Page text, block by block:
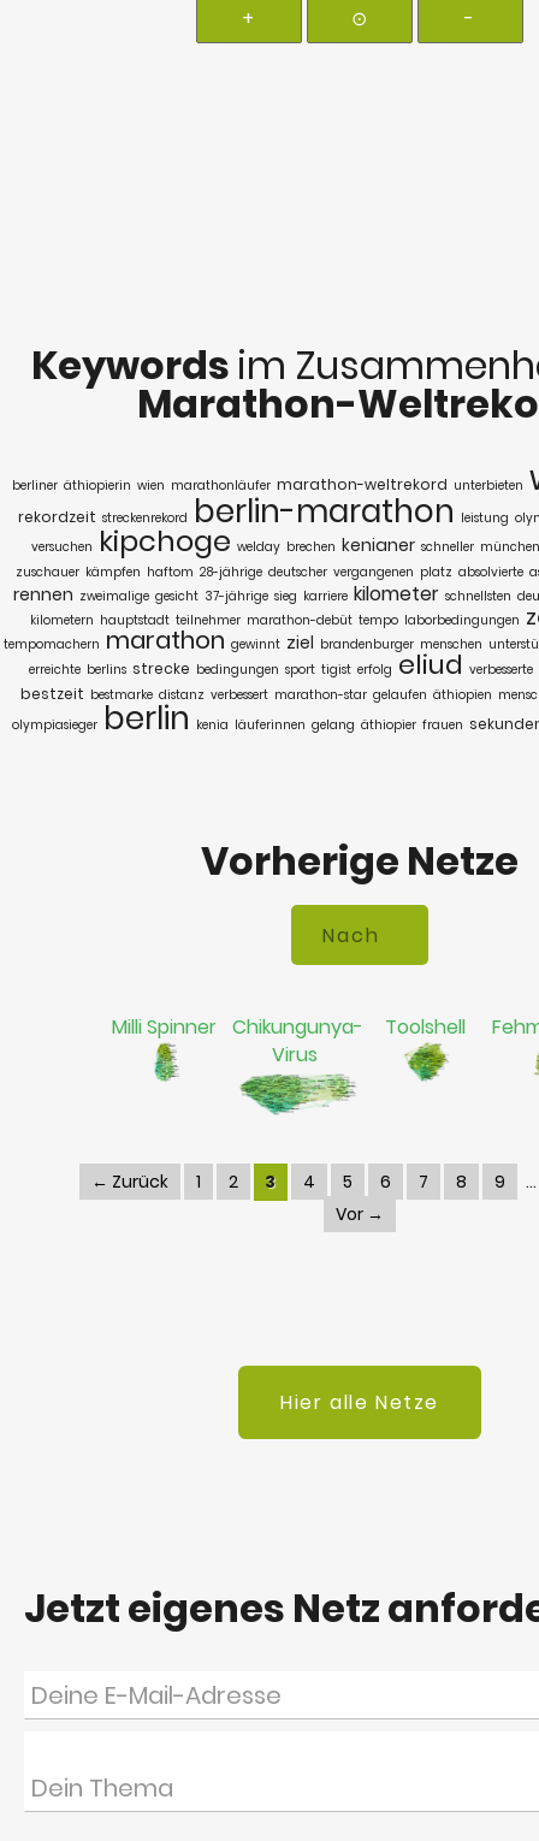
+ ⊙ -
Keywords im
Marathon-
berliner äthiopierin wien marathonläufer marathon-weltrekord unterbieten
rekordzeit streckenrekord berlin-marathon leistung
versuchen kipchoge welday brechen kenianer schneller münchen
zuschauer kämpfen haftom 28-jährige deutscher vergangenen platz absolvierte
rennen zweimalige gesicht 37-jährige sieg karriere kilometer schnellsten
kilometern hauptstadt teilnehmer marathon-debüt tempo laborbedingungen
tempomachern marathon gewinnt ziel brandenburger menschen
erreichte berlins strecke bedingungen sport tigist erfolg eliud verbesserte
bestzeit bestmarke distanz verbessert marathon-star gelaufen äthiopien
olympiasieger berlin kenia läuferinnen gelang äthiopier frauen
Vorherige Netze
Milli Spinner Chikungunya-
Virus
Toolshell
← Zurück 1 2 3 4 5 6 7 8
9
Vor →
Hier alle Netze
Jetzt eigenes Netz